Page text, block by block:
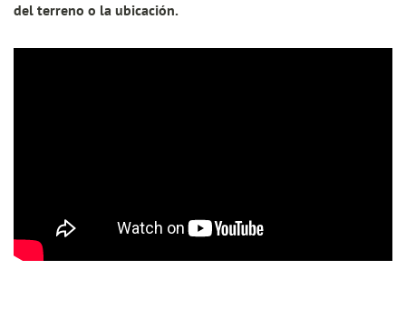
del terreno o la ubicación.